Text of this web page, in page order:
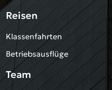
Reisen
Klassenfahrten
Betriebsausflüge
Team